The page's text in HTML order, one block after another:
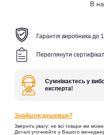
В
Гарантія виробника до
Переглянути сертифікат
Сумніваєтесь у
експерта!
Знайшли дешевше?
Зверніть увагу: не всі товари ми
Деталі уточнюйте у Вашого